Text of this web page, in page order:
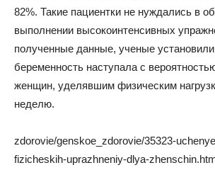
82%. Такие пациентки не нуждались в
выполнении высокоинтенсивных
полученные данные, ученые
беременность наступала с
женщин, уделявшим физическим
неделю.
zdorovie/genskoe_zdorovie/35323-
fizicheskih-uprazhneniy-dlya-